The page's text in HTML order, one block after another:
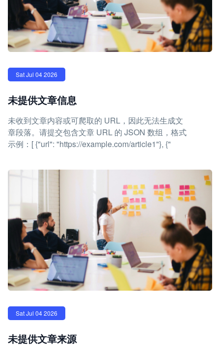
Sat Jul 04 2026
未提供文章信息
未收到文章内容或可爬取的 URL，因此无法生成文
章段落。请提交包含文章 URL 的 JSON 数组，格式
示例：[ {"url": "https://example.com/article1"}, {"
Sat Jul 04 2026
未提供文章来源